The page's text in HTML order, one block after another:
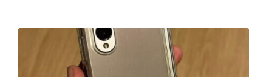
ทันที โดยเน้นบริการในพื้นที่ ลาดพร้าว, รัชดา, บางรัก, แจ้งวัฒนะ, บางแค,
วัชรพล, รามอินทรา, รวมถึง บางนา, บางพลี, เกษตรนวมินทร์, เสนานิคม,
วังหินไม่ว่าคุณจะต้องการ รับซื้อโทรศัพท์, รับซื้อแมคบุค, รับซื้อโน๊ตบุ๊ค, รับ
ซื้อแท็บเล็ต, หรือบริการอื่นๆ เกี่ยวกับสินค้าไอที กรุงเทพฯ – เราพร้อมให้
ว่าอุปกรณ์แต่ละชิ้นไม่ใช่แค่เครื่องใช้ไฟฟ้า แต่เป็นทรัพย์สินที่มีมูลค่า คุณอาจ
ต้องการเปลี่ยนรุ่น หรือต้องการเงินด่วน เราจึงมอบบริการประเมินสภาพ
เครื่อง ฟรี ปราบปรามความยุ่งยากทั้งหลาย โดยเน้น โปร่งใส มั่นใจได้ และ
จ่ายเงินทันทีเมื่อตกลงซื้อขายสำเร็จ บริการของเราครอบคลุมทั้ง iPhone
แจ้งวัฒนะ บางแค วัชรพล รามอินทรา รับซื้อสินค้าไอทีรามอินทรา — รับซื้อ
โทรศัพท์, รับซื้อแมคบุค, รับซื้อโน๊ตบุ๊ค, รับซื้อแท็บเล็ต, หรือบริการอื่นๆ เกี่ยว
กับสินค้าไอที กรุงเทพฯ เราพร้อมให้บริการครบวงจร รับซื้อสินค้าไอที
รามอินทรา รับซื้อโทรศัพท์, รับซื้อแมคบุค, รับซื้อโน๊ตบุ๊ค, รับซื้อแท็บเล็ต,